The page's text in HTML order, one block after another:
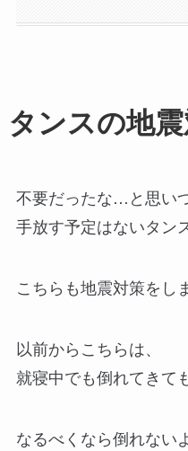
タンスの地
不要だったな…と思いつ
手放す予定はないタンス
こちらも地震対策をし
以前からこちらは、
就寝中でも倒れてきて
なるべくなら倒れない